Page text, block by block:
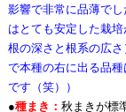
影響で非常に品薄で
はとても安定した栽
根の深さと根系の広
で本種の右に出る品
です（笑））
●種まき： 秋まきが標